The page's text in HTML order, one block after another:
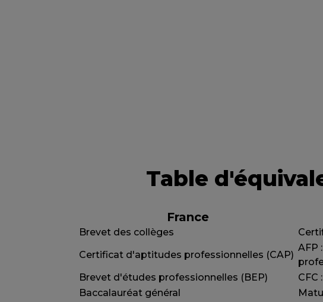
Table
France
Brevet des collèges
Certificat d'aptitudes professionnelles (CAP)
AFP
Brevet d'études professionnelles (BEP)
CFC
Baccalauréat général